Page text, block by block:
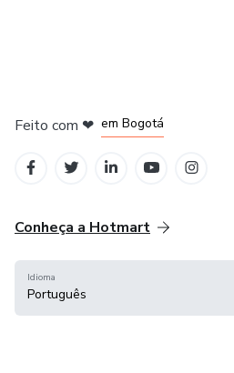
Feito com ❤ em Bogotá
Conheça a Hotmart
Idioma
Português